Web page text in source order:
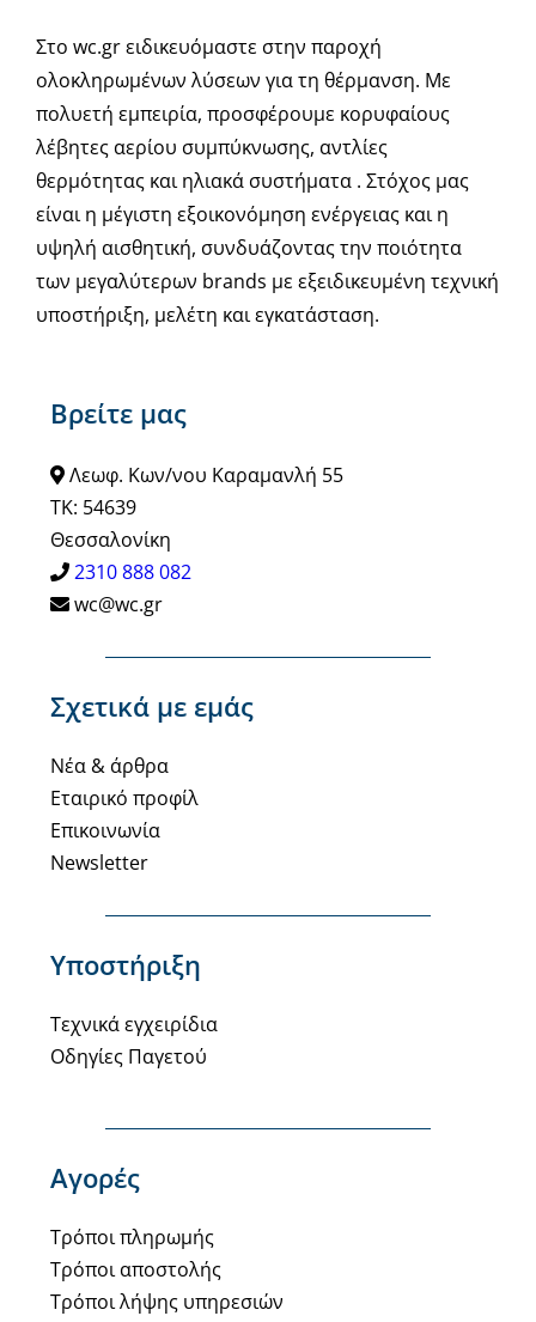
Βρείτε μας
Λεωφ. Κων/νου Καραμανλή 55
ΤΚ: 54639
Θεσσαλονίκη
2310 888 082
wc@wc.gr
Σχετικά με εμάς
Νέα & άρθρα
Εταιρικό προφίλ
Επικοινωνία
Newsletter
Υποστήριξη
Τεχνικά εγχειρίδια
Οδηγίες Παγετού
Αγορές
Τρόποι πληρωμής
Τρόποι αποστολής
Τρόποι λήψης υπηρεσιών
Στο wc.gr ειδικευόμαστε στην παροχή
ολοκληρωμένων λύσεων για τη θέρμανση. Με
πολυετή εμπειρία, προσφέρουμε κορυφαίους
λέβητες αερίου συμπύκνωσης, αντλίες
θερμότητας και ηλιακά συστήματα . Στόχος μας
είναι η μέγιστη εξοικονόμηση ενέργειας και η
υψηλή αισθητική, συνδυάζοντας την ποιότητα
των μεγαλύτερων brands με εξειδικευμένη τεχνική
υποστήριξη, μελέτη και εγκατάσταση.